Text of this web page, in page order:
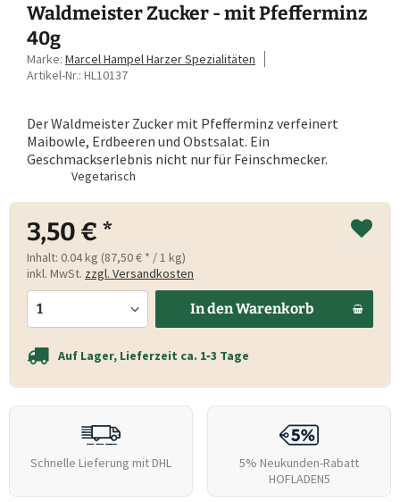
Waldmeister Zucker - mit Pfefferminz
40g
Marke: Marcel Hampel Harzer Spezialitäten
Artikel-Nr.: HL10137
Der Waldmeister Zucker mit Pfefferminz verfeinert
Maibowle, Erdbeeren und Obstsalat. Ein
Geschmackserlebnis nicht nur für Feinschmecker.
Vegetarisch
3,50 € *
Inhalt: 0.04 kg (87,50 € * / 1 kg)
inkl. MwSt. zzgl. Versandkosten
In denWarenkorb
Auf Lager, Lieferzeit ca. 1‑3 Tage
Schnelle Lieferung mit DHL
5% Neukunden-Rabatt
HOFLADEN5